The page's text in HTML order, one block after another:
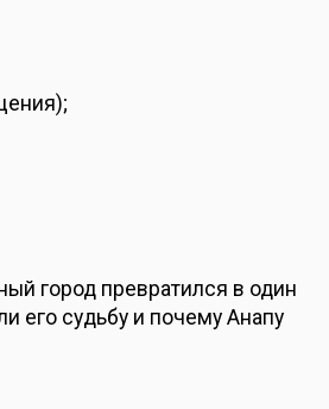
город превратился в один
его судьбу и почему Анапу